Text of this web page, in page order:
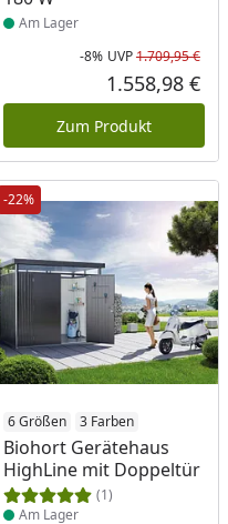
Preis
Am Lager
-8% UVP1.709,95 €
1.558,98 €
Zum Produkt
-22%
6 Größen 3 Farben
Biohort Gerätehaus
HighLine mit Doppeltür
(1)
Produkt am Lager
Am Lager